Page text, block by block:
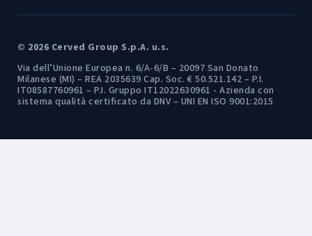
© 2026 Cerved Group S.p.A. u.s.
Via dell’Unione Europea n. 6/A-6/B – 20097 San Donato
Milanese (MI) – REA 2035639 Cap. Soc. € 50.521.142 – P.I.
IT08587760961 – P.I. Gruppo IT12022630961 - Azienda con
sistema qualità certificato da DNV – UNI EN ISO 9001:2015